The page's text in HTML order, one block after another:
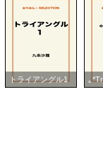
トライアングル1 ｡